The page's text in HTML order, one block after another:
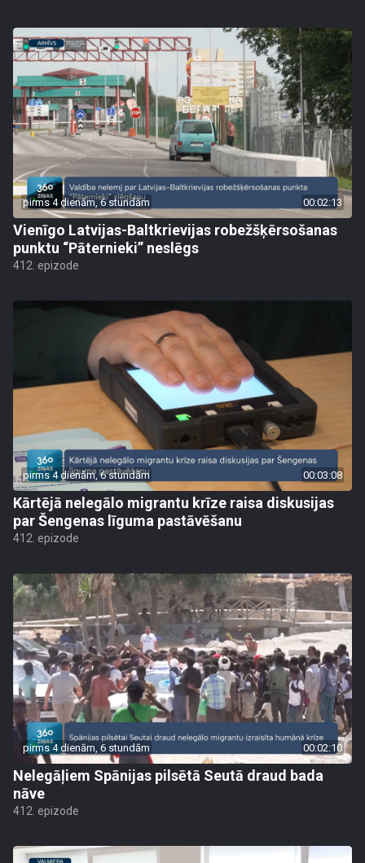
pirms 4 dienām, 6 stundām 00:02:13
Vienīgo Latvijas-Baltkrievijas robežšķērsošanas
punktu “Pāternieki” neslēgs
412. epizode
pirms 4 dienām, 6 stundām 00:03:08
Kārtējā nelegālo migrantu krīze raisa diskusijas
par Šengenas līguma pastāvēšanu
412. epizode
pirms 4 dienām, 6 stundām 00:02:10
Nelegāļiem Spānijas pilsētā Seutā draud bada
nāve
412. epizode